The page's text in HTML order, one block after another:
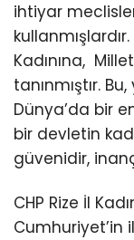
ihtiyar
Kadınına,
tanınmıştır.
Dünya’da bir
bir devletin
güvenidir,
CHP Rize İl
Cumhuriyet’in